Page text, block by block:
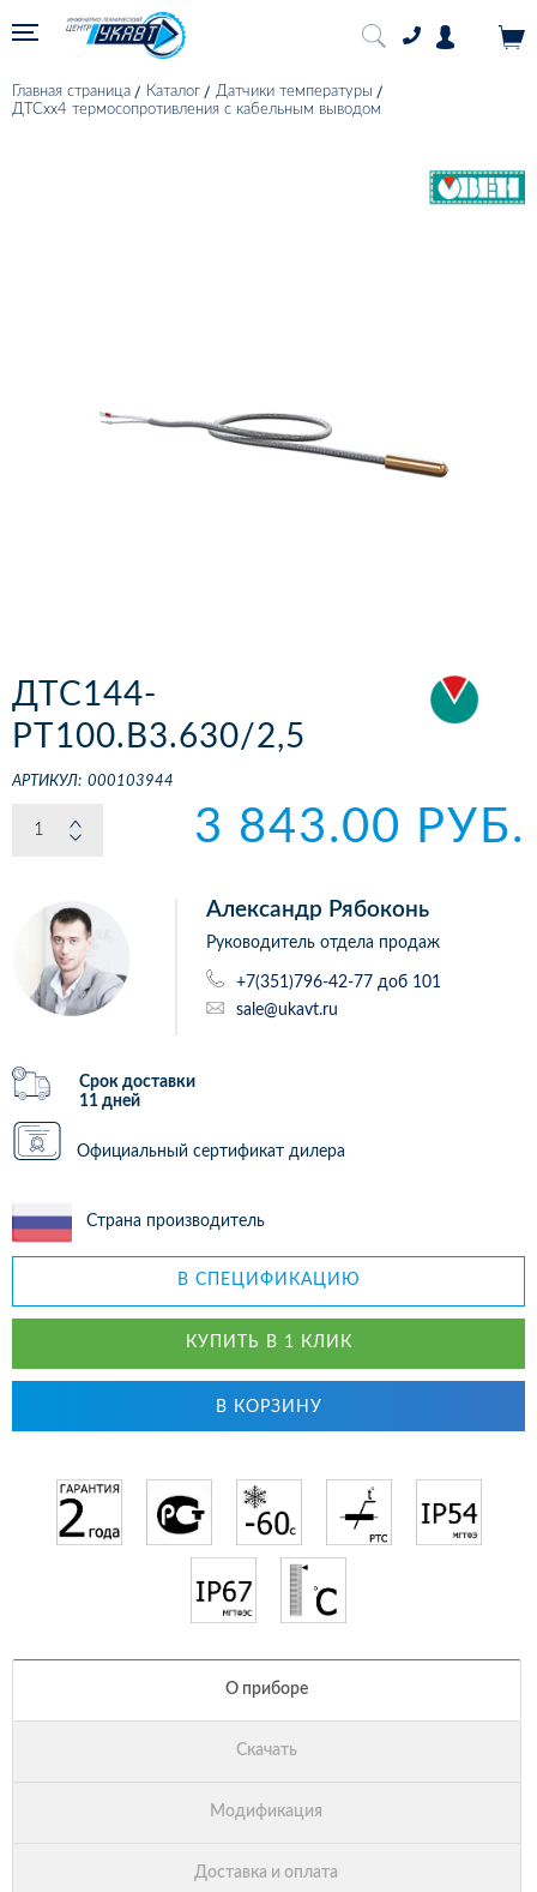
Главная страница Каталог
Датчики температуры
ДТСхх4 термосопротивления с кабельным выводом
ДТС144-
РТ100.В3.630/2,5
АРТИКУЛ: 000103944
3 843.00 РУБ.
Александр Рябоконь
Руководитель отдела продаж
+7(351)796-42-77 доб 101
sale@ukavt.ru
Срок доставки
11 дней
Официальный сертификат дилера
Страна производитель
В СПЕЦИФИКАЦИЮ
КУПИТЬ В 1 КЛИК
В КОРЗИНУ